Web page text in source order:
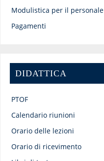
Modulistica per il personale
Pagamenti
DIDATTICA
PTOF
Calendario riunioni
Orario delle lezioni
Orario di ricevimento